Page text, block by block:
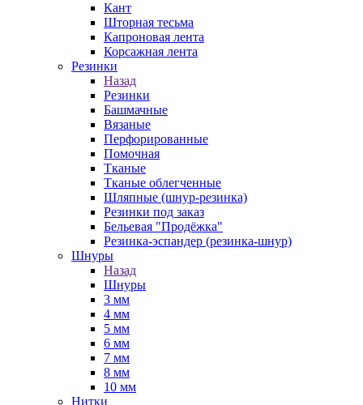
Кант
Шторная тесьма
Капроновая лента
Корсажная лента
Резинки
Назад
Резинки
Башмачные
Вязаные
Перфорированные
Помочная
Тканые
Тканые облегченные
Шляпные (шнур-резинка)
Резинки под заказ
Бельевая "Продёжка"
Резинка-эспандер (резинка-шнур)
Шнуры
Назад
Шнуры
3 мм
4 мм
5 мм
6 мм
7 мм
8 мм
10 мм
Нитки